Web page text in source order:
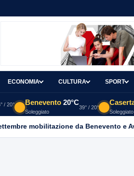
ECONOMIA CULTURA SPORT
/ 20° Benevento 20°C
Soleggiato
39° / 20°
Soleggiato
mobilitazione da Benevento e